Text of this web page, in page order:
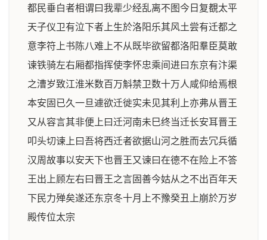
都民垂白者相谓曰我辈少经乱离不图今日复覩太平
天子仪卫有泣下者上生於洛阳乐其风土尝有迁都之
意李符上书陈八难上不从既毕欲留都洛阳羣臣莫敢
谏铁骑左右厢都指挥使李怀忠乘间进曰东京有汴渠
之漕岁致江淮米数百万斛禁卫数十万人咸仰给焉根
本安固已久一旦遽欲迁徙实未见其利上亦弗从晋王
又从容言其非便上曰迁河南未巳终当迁长安耳晋王
叩头切谏上曰吾将西迁者欲据山河之胜而去冗兵循
汉周故事以安天下也晋王又谏曰在德不在险上不答
王出上顾左右曰晋王之言固善今姑从之不出百年天
下民力殚矣遂还东京冬十月上不豫癸丑上崩於万岁
殿传位太宗